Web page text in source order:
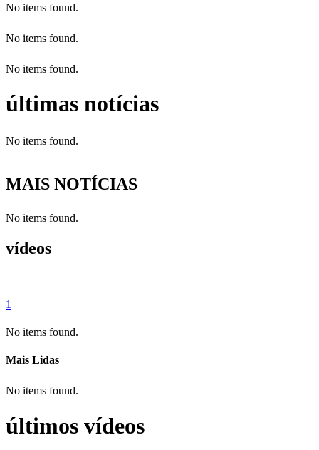
No items found.
No items found.
No items found.
últimas notícias
No items found.
MAIS NOTÍCIAS
No items found.
vídeos
1
No items found.
Mais Lidas
No items found.
últimos vídeos